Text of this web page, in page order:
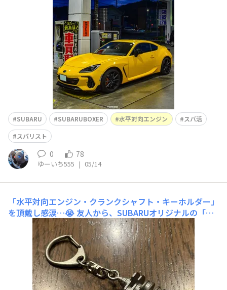
SUBARU SUBARUBOXER 水平対向エンジン
スバ活
スバリスト
0 78
ゆーいち555 | 05/14
「水平対向エンジン・クランクシャフト・キーホルダー」
を頂戴し感涙…😭友人から、SUBARUオリジナルの「水
平対向エンジン・クランクシャフト ・キーホルダー」を
戴きました…🤩精密な造りに、繊細なSUBARUロゴの刻印
付き💕家宝に致します。 感謝…🙏